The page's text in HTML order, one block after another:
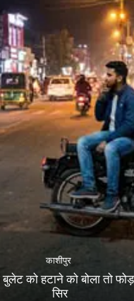
काशीपुर
को हटाने को बोला तो
सिर